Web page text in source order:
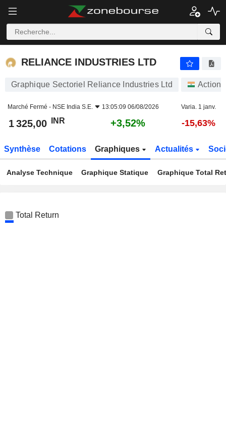
RELIANCE INDUSTRIES LTD
Graphique Sectoriel Reliance Industries Ltd Actions
Marché Fermé - NSE India S.E. 13:05:09 06/08/2026 Varia. 1 janv.
1 325,00 INR +3,52% -15,63%
Synthèse Cotations Graphiques Actualités
Analyse Technique Graphique Statique Graphique Total
Total Return